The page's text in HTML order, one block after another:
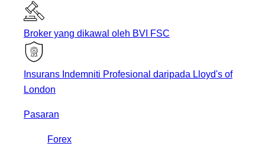
Broker yang dikawal oleh BVI FSC
Insurans Indemniti Profesional daripada Lloyd's of
London
Pasaran
Forex